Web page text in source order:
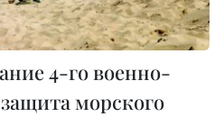
4-го военно-
морского